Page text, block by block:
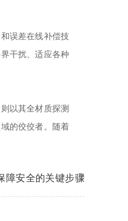
误差在线补偿技
干扰、适应各种
以其全材质探测
的佼佼者。随着
障安全的关键步骤